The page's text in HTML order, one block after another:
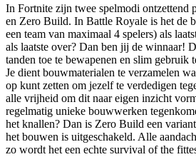
In Fortnite zijn twee spelmodi ontzettend
en Zero Build. In Battle Royale is het de
een team van maximaal 4 spelers) als
als laatste over? Dan ben jij de winnaar!
tanden toe te bewapenen en slim gebruik
Je dient bouwmaterialen te verzamelen
op kunt zetten om jezelf te verdedigen
alle vrijheid om dit naar eigen inzicht
regelmatig unieke bouwwerken
het knallen? Dan is Zero Build een
het bouwen is uitgeschakeld. Alle
zo wordt het een echte survival of the